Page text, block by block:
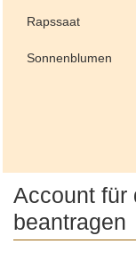
Rapssaat
Sonnenblumen
Account für
beantragen